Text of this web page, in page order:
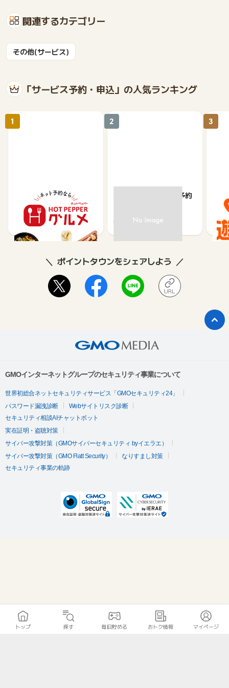
関連するカテゴリー
その他(サービス)
「サービス予約・申込」の人気ランキング
【ホットペッパーグル
メ】レストラン予約
85
1
楽天ぐるなびネット予約
80
2 3
ポイントタウンをシェアしよう
GMOインターネットグループのセキュリティ事業について
世界初総合ネットセキュリティサービス「GMOセキュリティ24」
パスワード漏洩診断
Webサイトリスク診断
セキュリティ相談AIチャットボット
実在証明・盗聴対策
サイバー攻撃対策（GMOサイバーセキュリティ byイエラエ）
サイバー攻撃対策（GMO Flatt Security）
なりすまし対策
セキュリティ事業の軌跡
トップ 探す 毎日貯める おトク情報 マイページ